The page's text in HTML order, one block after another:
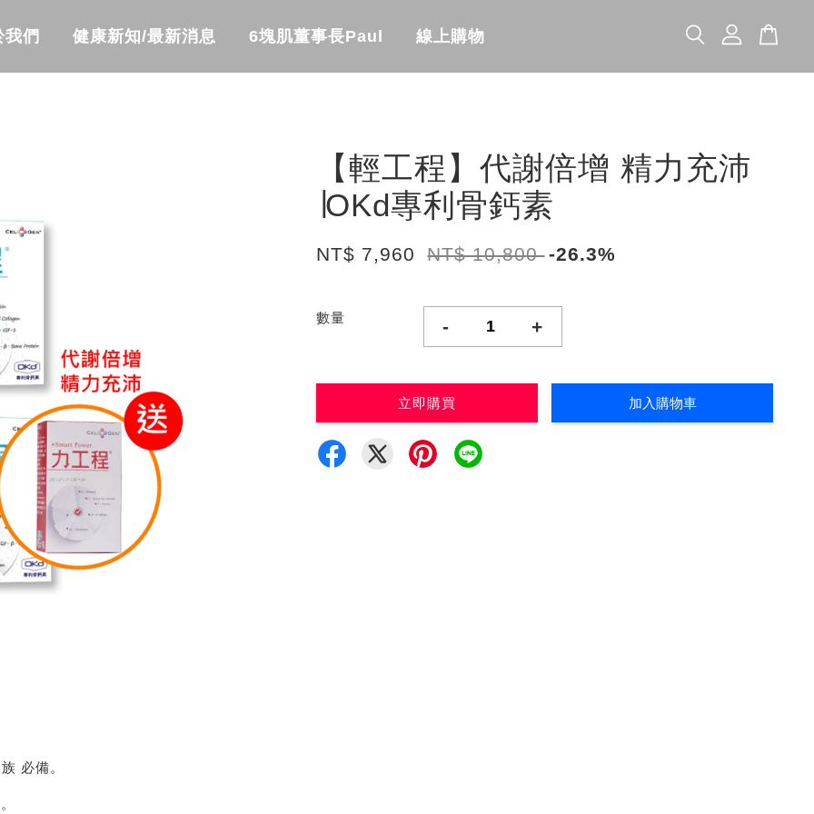
我們 健康新知/最新消息 6塊肌董事長Paul 線上購物
【輕工程】代謝倍增 精力充沛
∣OKd專利骨鈣素
NT$ 7,960 NT$ 10,800 -26.3%
數量 - +
立即購買 加入購物車
必備。